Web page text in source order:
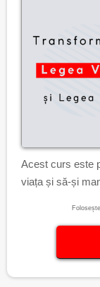
Acest curs este
viața și să-și